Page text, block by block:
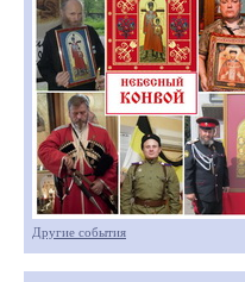
Другие события